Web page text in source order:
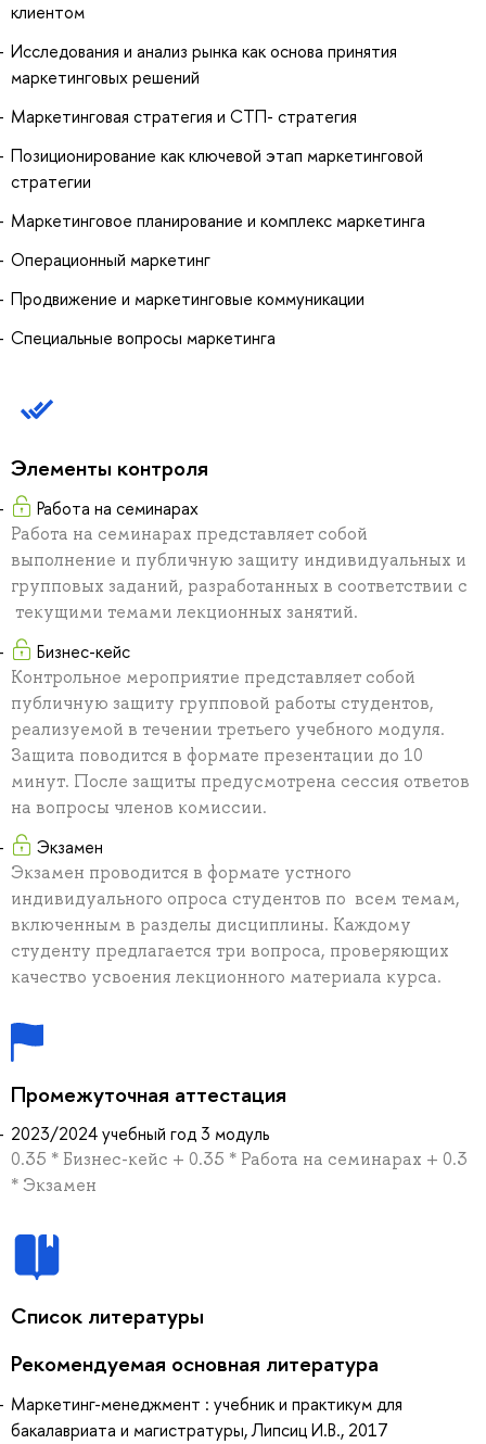
клиентом
Исследования и анализ рынка как основа принятия
маркетинговых решений
Маркетинговая стратегия и СТП- стратегия
Позиционирование как ключевой этап маркетинговой
стратегии
Маркетинговое планирование и комплекс маркетинга
Операционный маркетинг
Продвижение и маркетинговые коммуникации
Специальные вопросы маркетинга
Элементы контроля
Работа на семинарах
Работа на семинарах представляет собой
выполнение и публичную защиту индивидуальных и
групповых заданий, разработанных в соответствии с
текущими темами лекционных занятий.
Бизнес-кейс
Контрольное мероприятие представляет собой
публичную защиту групповой работы студентов,
реализуемой в течении третьего учебного модуля.
Защита поводится в формате презентации до 10
минут. После защиты предусмотрена сессия ответов
на вопросы членов комиссии.
Экзамен
Экзамен проводится в формате устного
индивидуального опроса студентов по всем темам,
включенным в разделы дисциплины. Каждому
студенту предлагается три вопроса, проверяющих
качество усвоения лекционного материала курса.
Промежуточная аттестация
2023/2024 учебный год 3 модуль
0.35 * Бизнес-кейс + 0.35 * Работа на семинарах + 0.3
* Экзамен
Список литературы
Рекомендуемая основная литература
Маркетинг-менеджмент : учебник и практикум для
бакалавриата и магистратуры, Липсиц И.В., 2017